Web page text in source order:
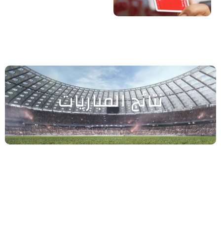
نتائج المباريات